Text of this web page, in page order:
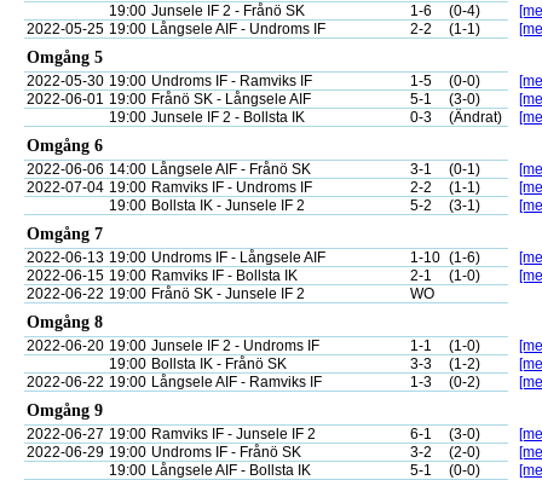
19:00 Junsele IF 2 - Frånö SK 1-6 (0-4)
2022-05-25 19:00 Långsele AIF - Undroms IF 2-2 (1-1)
Omgång 5
2022-05-30 19:00 Undroms IF - Ramviks IF 1-5 (0-0)
2022-06-01 19:00 Frånö SK - Långsele AIF 5-1 (3-0)
19:00 Junsele IF 2 - Bollsta IK 0-3 (Ändrat)
Omgång 6
2022-06-06 14:00 Långsele AIF - Frånö SK 3-1 (0-1)
2022-07-04 19:00 Ramviks IF - Undroms IF 2-2 (1-1)
19:00 Bollsta IK - Junsele IF 2 5-2 (3-1)
Omgång 7
2022-06-13 19:00 Undroms IF - Långsele AIF 1-10 (1-6)
2022-06-15 19:00 Ramviks IF - Bollsta IK 2-1 (1-0)
2022-06-22 19:00 Frånö SK - Junsele IF 2 WO
Omgång 8
2022-06-20 19:00 Junsele IF 2 - Undroms IF 1-1 (1-0)
19:00 Bollsta IK - Frånö SK 3-3 (1-2)
2022-06-22 19:00 Långsele AIF - Ramviks IF 1-3 (0-2)
Omgång 9
2022-06-27 19:00 Ramviks IF - Junsele IF 2 6-1 (3-0)
2022-06-29 19:00 Undroms IF - Frånö SK 3-2 (2-0)
19:00 Långsele AIF - Bollsta IK 5-1 (0-0)